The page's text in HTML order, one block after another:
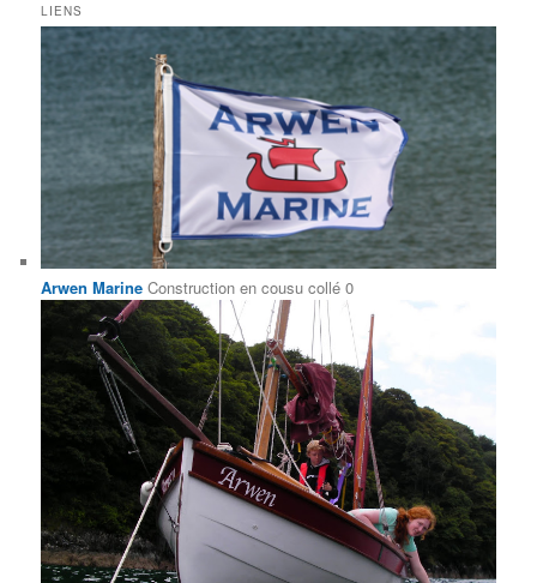
LIENS
Arwen Marine Construction en cousu collé 0